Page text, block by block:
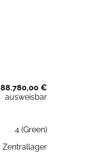
88.780,00 €
ausweisbar
4 (Green)
Zentrallager